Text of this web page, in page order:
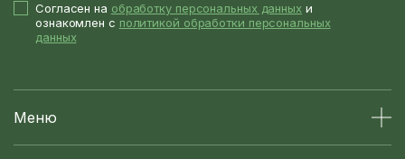
Согласен на обработку персональных данных и
ознакомлен с политикой обработки персональных
данных
Меню